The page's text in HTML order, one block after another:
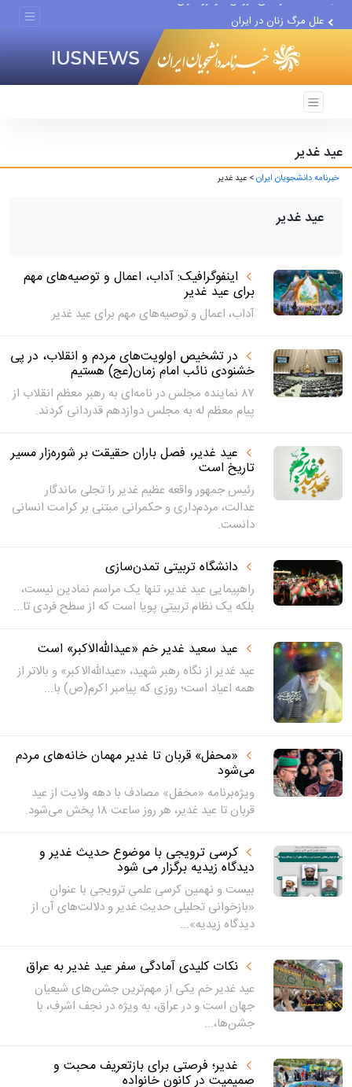
علل مرگ زنان در ایران
عید غدیر
خبرنامه دانشجویان ایران> عید غدیر
عید غدیر
اینفوگرافیک: آداب، اعمال و توصیه‌های مهم
برای عید غدیر
آداب، اعمال و توصیه‌های مهم برای عید غدیر
در تشخیص اولویت‌های مردم و انقلاب، در پی
خشنودی نائب امام زمان(عج) هستیم
۸۷ نماینده مجلس در نامه‌ای به رهبر معظم انقلاب از
پیام معظم له به مجلس دوازدهم قدردانی کردند.
عید غدیر، فصل باران حقیقت بر شوره‌زار مسیر
تاریخ است
رئیس جمهور واقعه عظیم غدیر را تجلی ماندگار
عدالت، مردم‌داری و حکمرانی مبتنی بر کرامت انسانی
دانست.
دانشگاه تربیتی تمدن‌سازی
راهپیمایی عید غدیر، تنها یک مراسم نمادین نیست،
بلکه یک نظام تربیتی پویا است که از سطح فردی تا...
عید سعید غدیر خم «عیدالله‌الاکبر» است
عید غدیر از نگاه رهبر شهید، «عیدالله‌الاکبر» و بالاتر از
همه اعیاد است؛ روزی که پیامبر اکرم(ص) با...
«محفل» قربان تا غدیر مهمان خانه‌های مردم
می‌شود
ویژه‌برنامه «محفل» مصادف با دهه ولایت از عید
قربان تا عید غدیر، هر روز ساعت ۱۸ پخش می‌شود.
کرسی ترویجی با موضوع حدیث غدیر و
دیدگاه زیدیه برگزار می شود
بیست و نهمین کرسی علمی ترویجی با عنوان
«بازخوانی تحلیلی حدیث غدیر و دلالت‌های آن از
دیدگاه زیدیه»...
نکات کلیدی آمادگی سفر عید غدیر به عراق
عید غدیر خم یکی از مهم‌ترین جشن‌های شیعیان
جهان است و در عراق، به ویژه در نجف اشرف، با
جشن‌ها،...
غدیر؛ فرصتی برای بازتعریف محبت و
صمیمیت در کانون خانواده